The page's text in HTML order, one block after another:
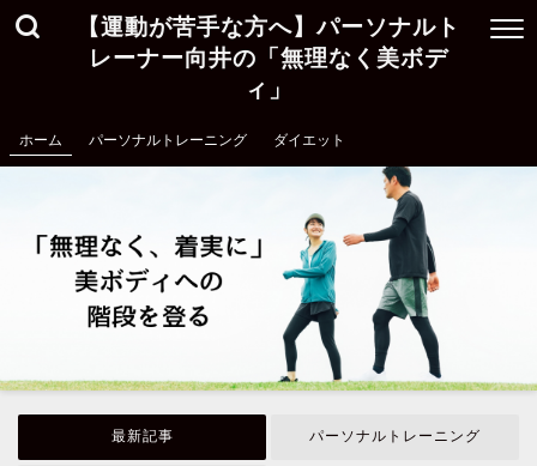
【運動が苦手な方へ】パーソナルト
レーナー向井の「無理なく美ボデ
ィ」
ホーム パーソナルトレーニング ダイエット
最新記事 パーソナルトレーニング